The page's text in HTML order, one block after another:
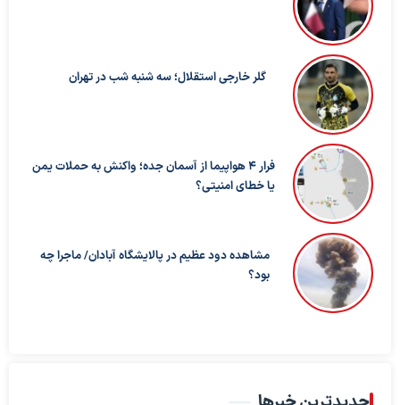
گلر خارجی استقلال؛ سه شنبه شب در تهران
فرار ۴ هواپیما از آسمان جده؛ واکنش به حملات یمن
یا خطای امنیتی؟
مشاهده دود عظیم در پالایشگاه آبادان/ ماجرا چه
بود؟